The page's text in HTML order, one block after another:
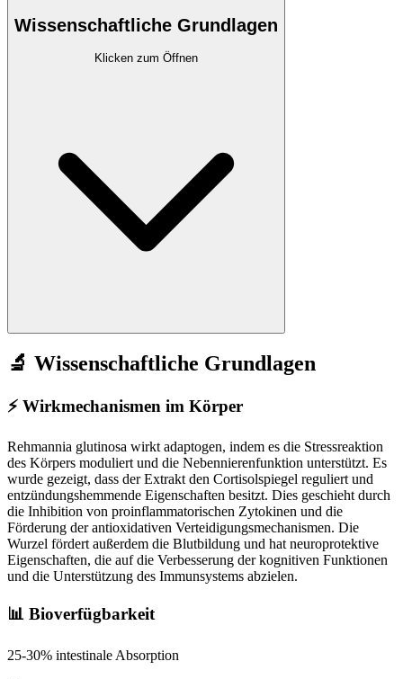
Wissenschaftliche Grundlagen
Klicken zum Öffnen
🔬 Wissenschaftliche Grundlagen
⚡ Wirkmechanismen im Körper
Rehmannia glutinosa wirkt adaptogen, indem es die Stressreaktion
des Körpers moduliert und die Nebennierenfunktion unterstützt. Es
wurde gezeigt, dass der Extrakt den Cortisolspiegel reguliert und
entzündungshemmende Eigenschaften besitzt. Dies geschieht durch
die Inhibition von proinflammatorischen Zytokinen und die
Förderung der antioxidativen Verteidigungsmechanismen. Die
Wurzel fördert außerdem die Blutbildung und hat neuroprotektive
Eigenschaften, die auf die Verbesserung der kognitiven Funktionen
und die Unterstützung des Immunsystems abzielen.
📊 Bioverfügbarkeit
25-30% intestinale Absorption